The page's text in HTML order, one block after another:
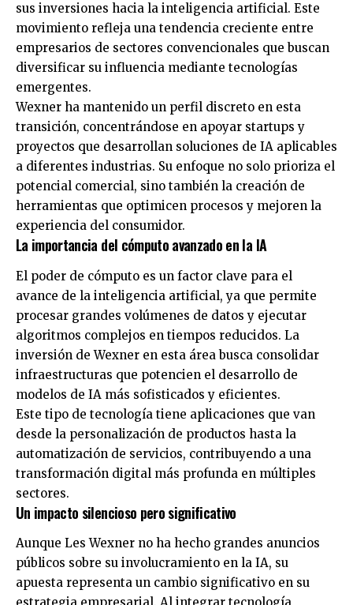
sus inversiones hacia la inteligencia artificial. Este
movimiento refleja una tendencia creciente entre
empresarios de sectores convencionales que buscan
diversificar su influencia mediante tecnologías
emergentes.
Wexner ha mantenido un perfil discreto en esta
transición, concentrándose en apoyar startups y
proyectos que desarrollan soluciones de IA aplicables
a diferentes industrias. Su enfoque no solo prioriza el
potencial comercial, sino también la creación de
herramientas que optimicen procesos y mejoren la
experiencia del consumidor.
La importancia del cómputo avanzado en la IA
El poder de cómputo es un factor clave para el
avance de la inteligencia artificial, ya que permite
procesar grandes volúmenes de datos y ejecutar
algoritmos complejos en tiempos reducidos. La
inversión de Wexner en esta área busca consolidar
infraestructuras que potencien el desarrollo de
modelos de IA más sofisticados y eficientes.
Este tipo de tecnología tiene aplicaciones que van
desde la personalización de productos hasta la
automatización de servicios, contribuyendo a una
transformación digital más profunda en múltiples
sectores.
Un impacto silencioso pero significativo
Aunque Les Wexner no ha hecho grandes anuncios
públicos sobre su involucramiento en la IA, su
apuesta representa un cambio significativo en su